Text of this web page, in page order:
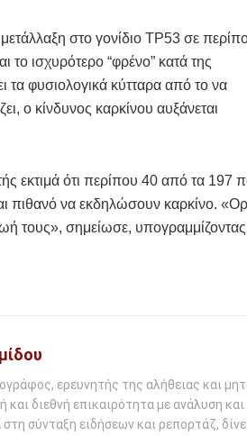
στο γονίδιο TP53 σε
ισχυρότερο “φρένο” κατά της
τα φυσιολογικά κύτταρα από το να
ο κίνδυνος καρκίνου αυξάνεται
εκτιμά ότι περίπου 40 από τα 197
πιθανό να εκδηλώσουν καρκίνο.
τους», σημείωσε, υπογραμμίζοντας
ερευνητής της αλήθειας και
και διεθνή επικαιρότητα με ανάλυση και
στη σύνταξη ειδήσεων και ρεπορτάζ,